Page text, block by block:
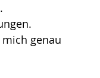
genau